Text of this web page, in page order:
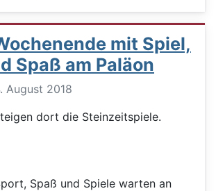
mit Spiel,
Spaß am Paläon
August 2018
dort die Steinzeitspiele.
Spaß und Spiele warten an